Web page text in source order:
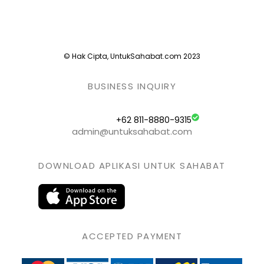
© Hak Cipta, UntukSahabat.com 2023
BUSINESS INQUIRY
+62 811-8880-9315
admin@untuksahabat.com
DOWNLOAD APLIKASI UNTUK SAHABAT
ACCEPTED PAYMENT